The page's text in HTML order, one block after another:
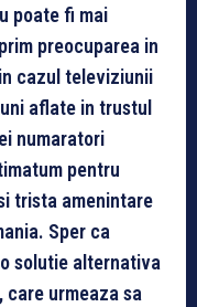
poate fi mai
preocuparea in
cazul televiziunii
aflate in trustul
numaratori
pentru
trista amenintare
Sper ca
solutie alternativa
urmeaza sa